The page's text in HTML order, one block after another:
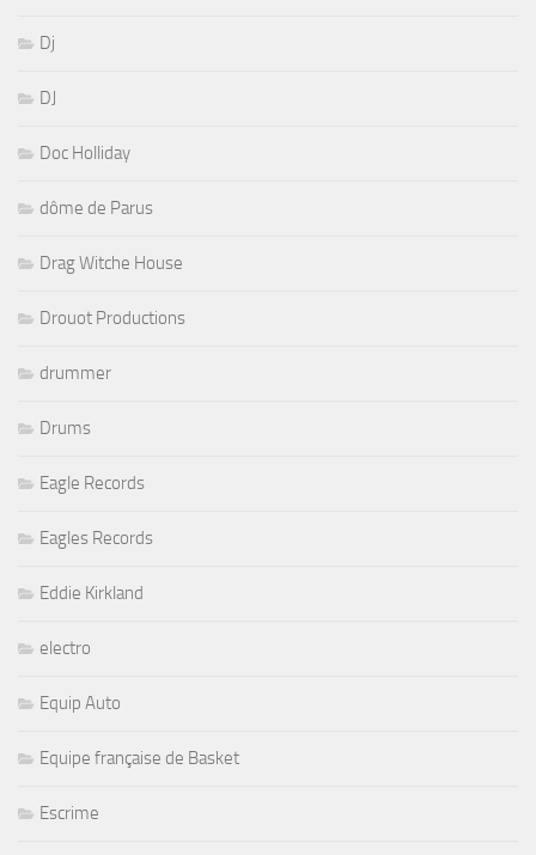
Dj
DJ
Doc Holliday
dôme de Parus
Drag Witche House
Drouot Productions
drummer
Drums
Eagle Records
Eagles Records
Eddie Kirkland
electro
Equip Auto
Equipe française de Basket
Escrime